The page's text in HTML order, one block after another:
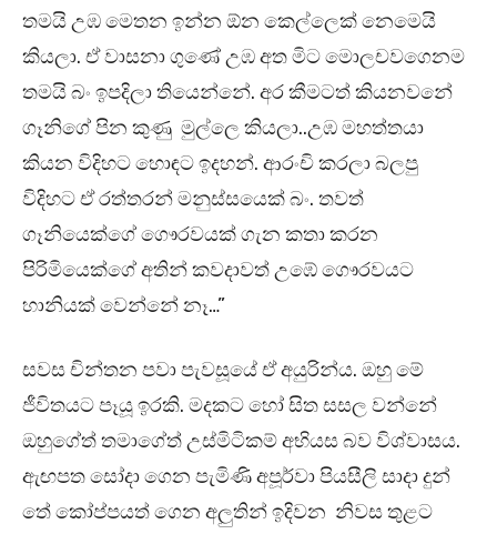
තමයි උඹ මෙතන ඉන්න ඕන කෙල්ලෙක් නෙමෙයි
කියලා. ඒ වාසනා ගුණේ උඹ අත මිට මොලචවගෙනම
තමයි බං ඉපදිලා තියෙන්නේ. අර කීමටත් කියනවනේ
ගෑනිගේ පින කුණු මුල්ලෙ කියලා..උඹ මහත්තයා
කියන විදිහට හොඳට ඉදහන්. ආරංචි කරලා බලපු
විදිහට ඒ රත්තරන් මනුස්සයෙක් බං. තවත්
ගෑනියෙක්ගේ ගෞරවයක් ගැන කතා කරන
පිරිමියෙක්ගේ අතින් කවදාවත් උඹේ ගෞරවයට
හානියක් වෙන්නේ නෑ…”
සවස චින්තන පවා පැවසූයේ ඒ අයුරින්ය. ඔහු මේ
ජීවිතයට පෑයූ ඉරකි. මදකට හෝ සිත සසල වන්නේ
ඔහුගේත් තමාගේත් උස්මිටිකම් අභියස බව විශ්වාසය.
ඇඟපත සෝදා ගෙන පැමිණි අපූර්වා පියසීලි සාදා දුන්
තේ කෝප්පයත් ගෙන අලුතින් ඉදිවන නිවස තුළට